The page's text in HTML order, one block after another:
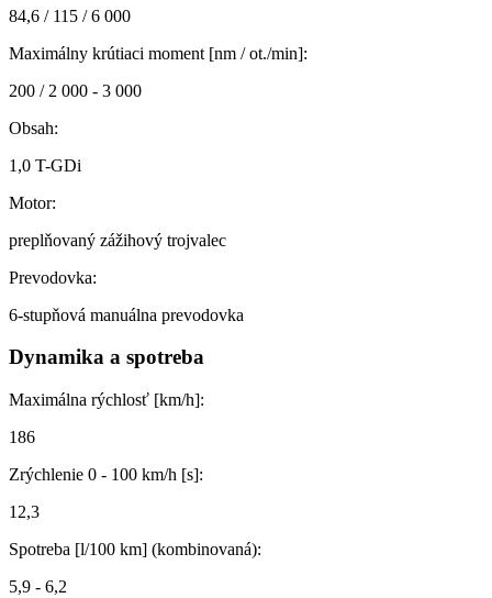
84,6 / 115 / 6 000
Maximálny krútiaci moment [nm / ot./min]:
200 / 2 000 - 3 000
Obsah:
1,0 T-GDi
Motor:
preplňovaný zážihový trojvalec
Prevodovka:
6-stupňová manuálna prevodovka
Dynamika a spotreba
Maximálna rýchlosť [km/h]:
186
Zrýchlenie 0 - 100 km/h [s]:
12,3
Spotreba [l/100 km] (kombinovaná):
5,9 - 6,2